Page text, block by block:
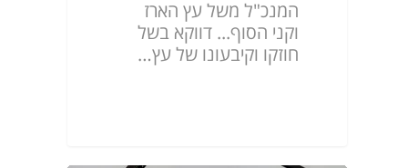
המנכ"ל משל עץ הארז
וקני הסוף... דווקא בשל
חוזקו וקיבעונו של עץ…